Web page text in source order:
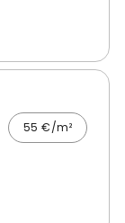
55 €/m²